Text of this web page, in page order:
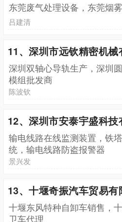
东莞废气处理设备，东莞烟
吕建清
11、深圳市远钦精密机械
深圳双轴心导轨生产，深圳
模组批发商
陈波钦
12、深圳市安泰宇盛科
输电线路在线监测装置，铁
统，输电线路防盗报警器
景兴发
13、十堰奇振汽车贸易有
十堰东风特种自卸车销售，
卫车代理